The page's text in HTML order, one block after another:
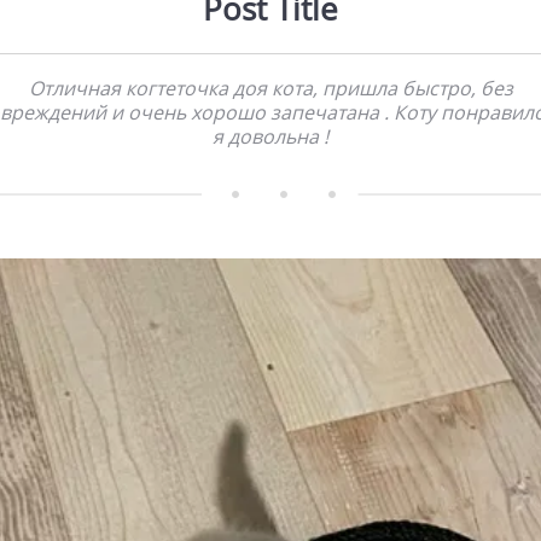
Отличная когтеточка доя кота, пришла быстро, без
и очень хорошо запечатана . Коту
я довольна !